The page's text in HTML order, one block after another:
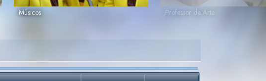
Músicos Professor de Arte